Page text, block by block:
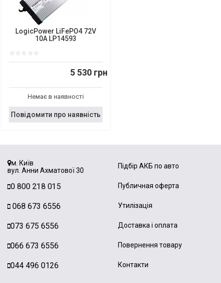
LogicPower LiFePO4 72V
10A LP14593
5 530 грн
Немає в наявності
Повідомити про наявність
м. Київ
вул. Анни Ахматової 30
0 800 218 015
068 673 6556
073 675 6556
066 673 6556
044 496 0126
Підбір АКБ по авто
Публичная оферта
Утилізація
Доставка і оплата
Повернення товару
Контакти